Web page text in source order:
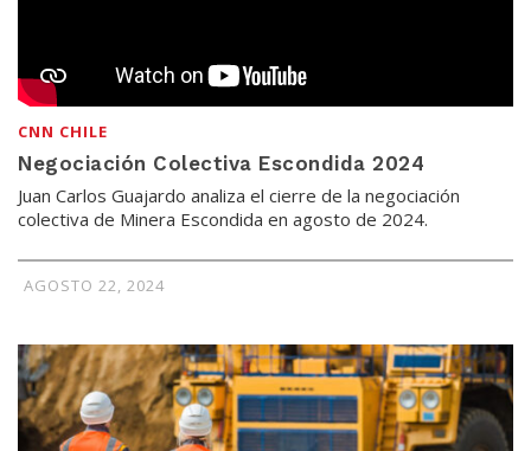
CNN CHILE
Negociación Colectiva Escondida 2024
Juan Carlos Guajardo analiza el cierre de la negociación
colectiva de Minera Escondida en agosto de 2024.
AGOSTO 22, 2024